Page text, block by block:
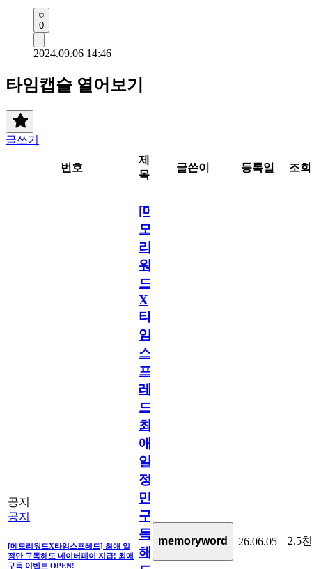
0
2024.09.06 14:46
타임캡슐 열어보기
글쓰기
번호
제
목
글쓴이 등록일 조회
공지
공지
[메모리워드X타임스프레드] 최애 일
정만 구독해도 네이버페이 지급! 최애
구독 이벤트 OPEN!
[메
모
리
워
드
X
타
임
스
프
레
드]
최
애
일
정
만
구
독
해
memoryword 26.06.05 2.5천